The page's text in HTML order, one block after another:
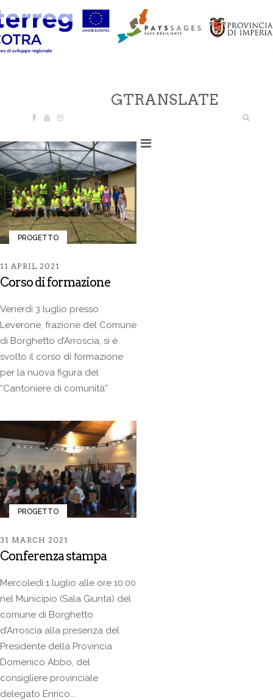
GTRANSLATE
Corso di formazione
11 APRIL 2021
PROGETTO
Venerdì 3 luglio presso
Leverone, frazione del Comune
di Borghetto d’Arroscia, si è
svolto il corso di formazione
per la nuova figura del
“Cantoniere di comunità”
Conferenza stampa
31 MARCH 2021
PROGETTO
Mercoledì 1 luglio alle ore 10:00
nel Municipio (Sala Giunta) del
comune di Borghetto
d’Arroscia alla presenza del
Presidente della Provincia
Domenico Abbo, del
consigliere provinciale
delegato Enrico...